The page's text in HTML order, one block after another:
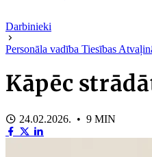
Darbinieki
Personāla vadība Tiesības
Kāpēc
24.02.2026. • 9 MIN